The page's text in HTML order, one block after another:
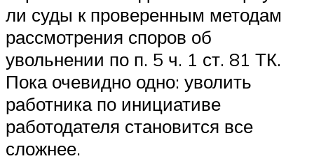
ли суды к проверенным методам
рассмотрения споров об
увольнении по п. 5 ч. 1 ст. 81 ТК.
Пока очевидно одно: уволить
работника по инициативе
работодателя становится все
сложнее.